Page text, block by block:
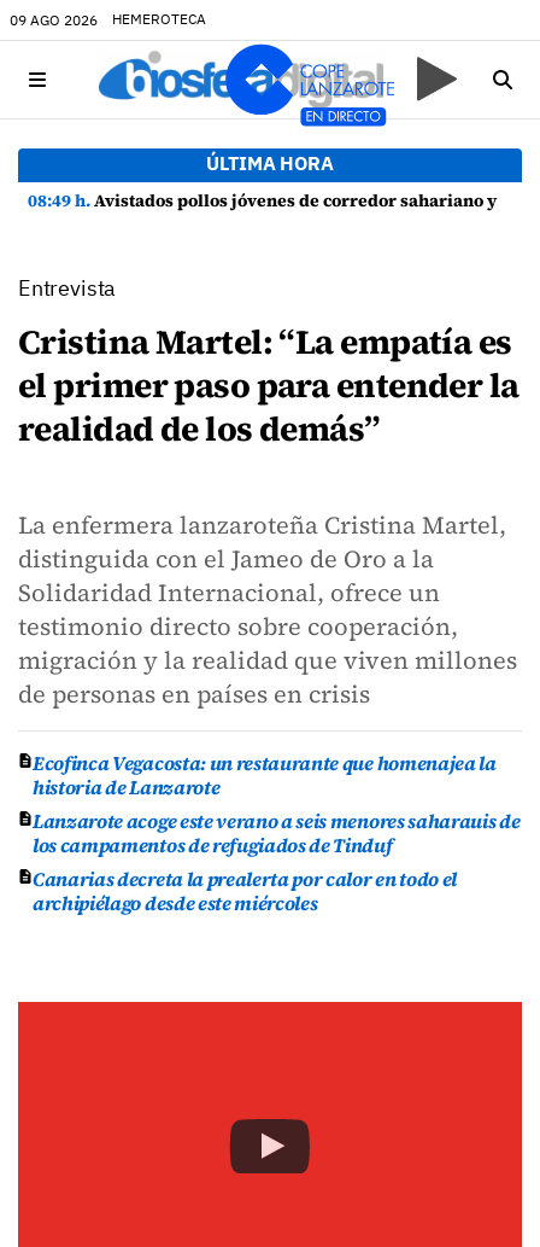
09 AGO 2026 HEMEROTECA
ÚLTIMA HORA
08:49 h.Avistados pollos jóvenes de corredor sahariano y episodios de cortejo de hubara cerca del rally de Lanzarote
Entrevista
Cristina Martel: “La empatía es
el primer paso para entender la
realidad de los demás”
La enfermera lanzaroteña Cristina Martel,
distinguida con el Jameo de Oro a la
Solidaridad Internacional, ofrece un
testimonio directo sobre cooperación,
migración y la realidad que viven millones
de personas en países en crisis
Ecofinca Vegacosta: un restaurante que homenajea la
historia de Lanzarote
Lanzarote acoge este verano a seis menores saharauis de
los campamentos de refugiados de Tinduf
Canarias decreta la prealerta por calor en todo el
archipiélago desde este miércoles